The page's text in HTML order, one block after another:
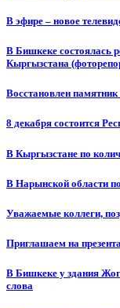
В эфире – новое
В Бишкеке состоялась
Кыргызстана
Восстановлен
8 декабря состоится
В Кыргызстане по
В Нарынской области
Уважаемые коллеги,
Приглашаем на
В Бишкеке у здания
слова